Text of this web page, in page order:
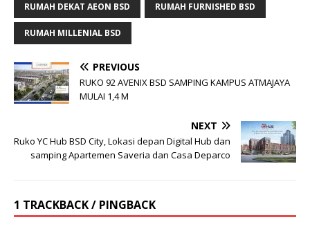
RUMAH DEKAT AEON BSD RUMAH FURNISHED BSD
RUMAH MILLENIAL BSD
PREVIOUS
RUKO 92 AVENIX BSD SAMPING KAMPUS ATMAJAYA
MULAI 1,4 M
NEXT
Ruko YC Hub BSD City, Lokasi depan Digital Hub dan
samping Apartemen Saveria dan Casa Deparco
1 TRACKBACK / PINGBACK